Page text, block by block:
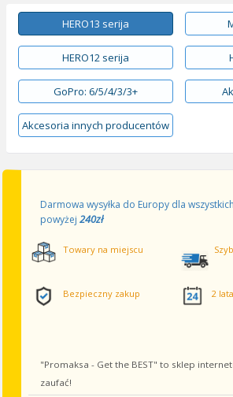
HERO13 serija
HERO12 serija
GoPro: 6/5/4/3/3+
Akcesoria innych producentów
Darmowa wysyłka do Europy dla
powyżej 240zł
Towary na miejscu
Bezpieczny zakup 2
"Promaksa - Get the BEST" to sklep
zaufać!